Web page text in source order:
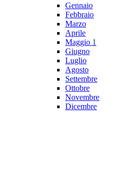
Gennaio
Febbraio
Marzo
Aprile
Maggio 1
Giugno
Luglio
Agosto
Settembre
Ottobre
Novembre
Dicembre